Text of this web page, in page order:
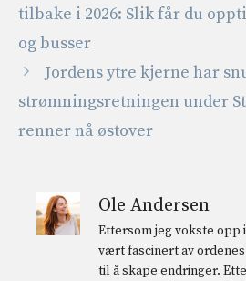
tilbake i 2026: Slik får du
og busser
Jordens ytre kjerne har
strømningsretningen under
renner nå østover
Ole Andersen
Ettersom jeg vokste opp
vært fascinert av
til å skape endringer.